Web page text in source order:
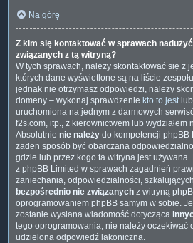
Na górę
Z kim się kontaktować w sprawach
związanych z tą witryną?
W tych sprawach, należy skontaktować się z
których dane wyświetlone są na liście
jednak nie otrzymasz odpowiedzi, należy
domeny – wykonaj sprawdzenie kto to jest
uruchomiona na jednym z darmowych
f2s.com, itp., z kierownictwem lub wydziałem
Absolutnie nie należy do kompetencji phpBB
żaden sposób być obarczana
gdzie lub przez kogo ta witryna jest
z phpBB Limited w sprawach zagadnień
zaniechania, odpowiedzialności,
bezpośrednio nie związanych z witryną
oprogramowaniem phpBB samym w sobie.
zostanie wysłana wiadomość dotycząca
tego oprogramowania, nie należy oczekiwać
udzielona odpowiedź lakoniczna.